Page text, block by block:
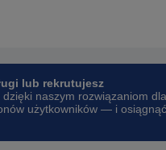
lub rekrutujesz
dzięki naszym rozwiązaniom dla
użytkowników — i osiągnąć